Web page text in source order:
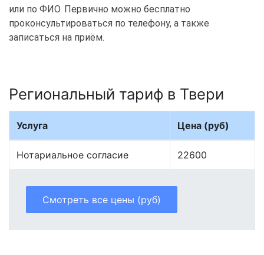
или по ФИО. Первично можно бесплатно
проконсультироваться по телефону, а также
записаться на приём.
Региональный тариф в Твери
Услуга Цена (руб)
Нотариальное согласие 22600
Смотреть все цены (руб)